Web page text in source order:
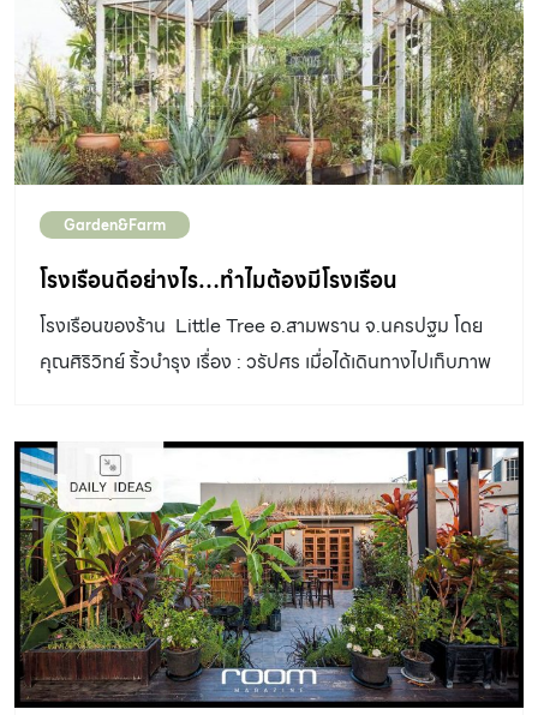
Garden&Farm
โรงเรือนดีอย่างไร…ทำไมต้องมีโรงเรือน
โรงเรือนของร้าน Little Tree อ.สามพราน จ.นครปฐม โดย
คุณศิริวิทย์ ริ้วบำรุง เรื่อง : วรัปศร เมื่อได้เดินทางไปเก็บภาพ
รูปแบบสวย ๆ เพื่อเก็บต้นไม้แล้ว เราสังเกตว่าบางท่านยังใช้
พื้นที่มุมนี้ไว้สำหรับพักผ่อนในสวน และต่อยอดสร้างรายได้
เสริมจากต้นไม้ที่พวกเขาปลูกไว้ ตัวอย่างเช่น โรงเรือนทิล
แอนด์เซียของ คุณหนุ่ม-วีระพล วิชกิจ ที่สามารถสร้างรายได้
เสริมจากงานประจำเดือนละกว่า 50,000 บาท จากพื้นที่ไม่กี่
ตางรางเมตรข้างบ้าน โรงเรือนแคคตัสหลังเล็กของ คุณปอย-
ปอยเงิน เบญญารัตน์ ต่อยอดเป็นธุรกิจจัดสวนกระถางขายใน